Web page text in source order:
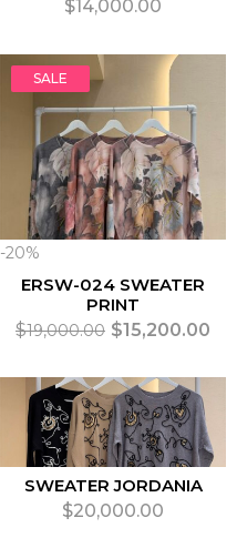
$14,000.00
-20%
SALE
ERSW-024 SWEATER
PRINT
$19,000.00 $15,200.00
SWEATER JORDANIA
$20,000.00